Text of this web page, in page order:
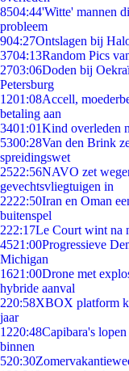
8504:44'Witte' mannen
probleem
904:27Ontslagen bij
3704:13Random Pics
2703:06Doden bij
Petersburg
1201:08Accell,
betaling aan
3401:01Kind overleden
5300:28Van den Brink
spreidingswet
2522:56NAVO zet
gevechtsvliegtuigen in
2222:50Iran en Oman
buitenspel
222:17Le Court wint na
4521:00Progressieve
Michigan
1621:00Drone met
hybride aanval
220:58XBOX platform
jaar
1220:48Capibara's
binnen
520:30